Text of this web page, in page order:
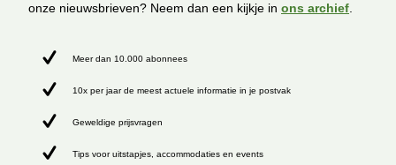
onze nieuwsbrieven? Neem dan een kijkje in ons archief.
Meer dan 10.000 abonnees
10x per jaar de meest actuele informatie in je postvak
Geweldige prijsvragen
Tips voor uitstapjes, accommodaties en events